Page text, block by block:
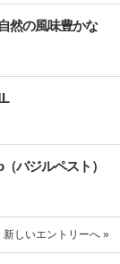
然の風味豊かな
バジルペスト）
新しいエントリーへ »